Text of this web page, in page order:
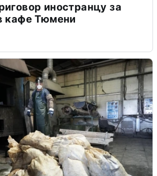
иностранцу за
кафе Тюмени